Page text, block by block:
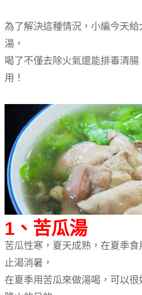
為了解決這種情況，小編今天
湯，
喝了不僅去除火氣還能排毒清
用！
1、苦瓜湯
苦瓜性寒，夏天成熟，在夏季食
止渴消暑，
在夏季用苦瓜來做湯喝，可以很